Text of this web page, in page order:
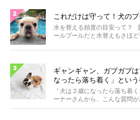
これだけは守って！犬の
水を替える頻度の目安って？
ールプールだと水替えもさほ
ギャンギャン、ガブガブ
なったら落ち着く」とい
「犬は２歳になったら落ち着
ーナーさんから、こんな質問